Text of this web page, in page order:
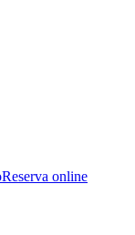
Reserva online